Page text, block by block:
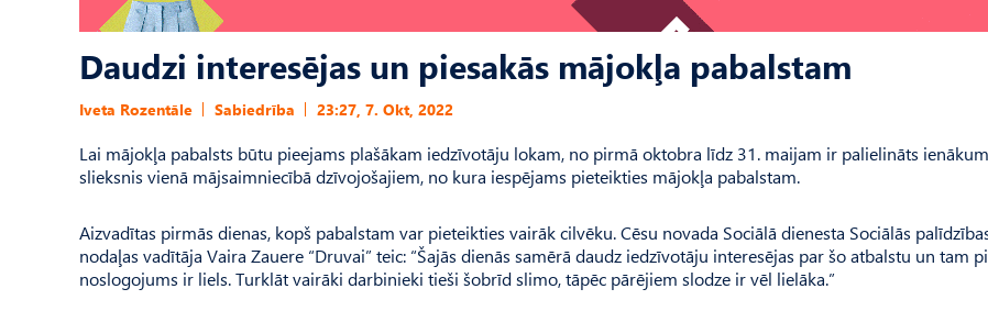
Daudzi interesējas un piesakās mājokļa pabalstam
Iveta Rozentāle Sabiedrība 23:27, 7. Okt, 2022
Lai mājokļa pabalsts būtu pieejams plašākam iedzīvotāju lokam, no pirmā oktobra līdz 31. maijam ir palielināts
slieksnis vienā mājsaimniecībā dzīvojošajiem, no kura iespējams pieteikties mājokļa pabalstam.
Aizvadītas pirmās dienas, kopš pabalstam var pieteikties vairāk cilvēku. Cēsu novada Sociālā dienesta Sociālās
nodaļas vadītāja Vaira Zauere “Druvai” teic: “Šajās dienās samērā daudz iedzīvotāju interesējas par šo atbalstu un tam
noslogojums ir liels. Turklāt vairāki darbinieki tieši šobrīd slimo, tāpēc pārējiem slodze ir vēl lielāka.”